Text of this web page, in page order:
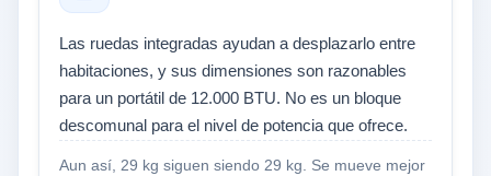
Las ruedas integradas ayudan a desplazarlo entre
habitaciones, y sus dimensiones son razonables
para un portátil de 12.000 BTU. No es un bloque
descomunal para el nivel de potencia que ofrece.
Aun así, 29 kg siguen siendo 29 kg. Se mueve mejor